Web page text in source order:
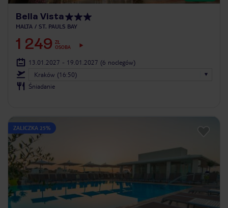
Bella Vista
MALTA ST. PAUL`S BAY
1 249 ZŁ
OSOBA
13.01.2027 - 19.01.2027 (6 noclegów)
Kraków (16:50)
Śniadanie
ZALICZKA 25%